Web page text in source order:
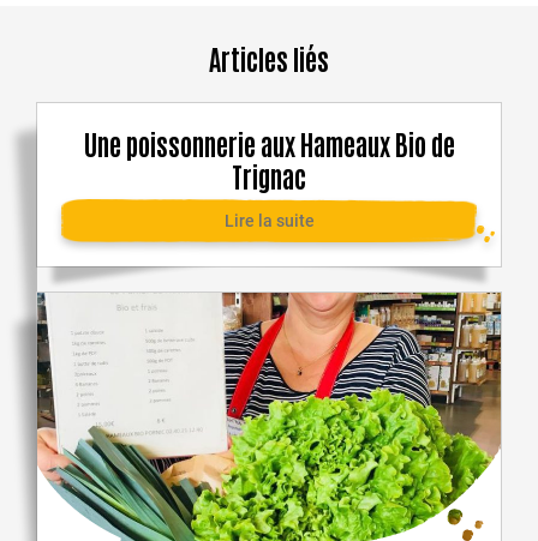
Articles liés
Une poissonnerie aux Hameaux Bio de
Trignac
Lire la suite